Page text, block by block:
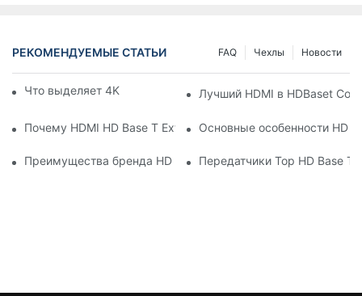
РЕКОМЕНДУЕМЫЕ СТАТЬИ Новости
Чехлы
FAQ
Что выделяет 4K kvm -расширителиЛучший HDMI в HDBaset
Почему HDMI HD Base T Extender экономит деньги в
Основные особенности HD
Преимущества бренда HD Baset HDMI Extender
Передатчики Top HD Base T